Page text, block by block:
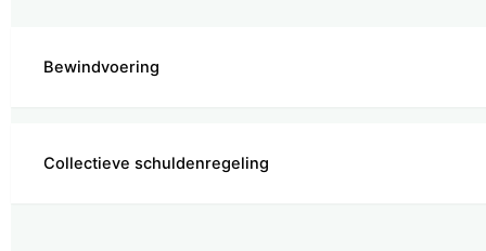
Bewindvoering
Collectieve schuldenregeling